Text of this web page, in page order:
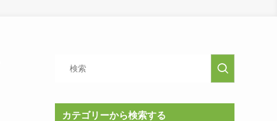
カテゴリーから検索する